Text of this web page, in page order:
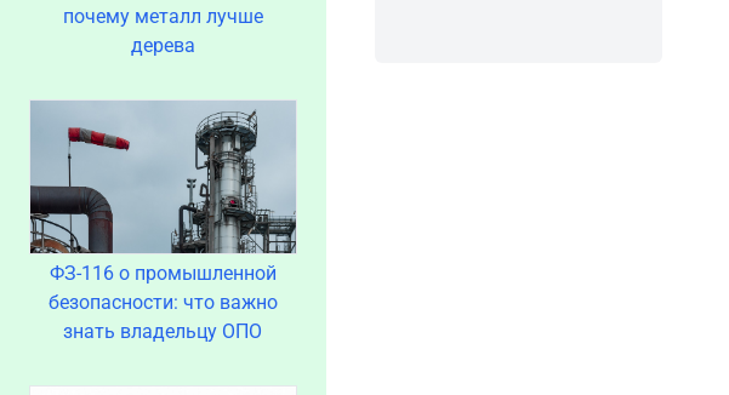
почему металл лучше
дерева
ФЗ-116 о промышленной
безопасности: что важно
знать владельцу ОПО